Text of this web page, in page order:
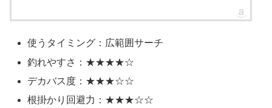
使うタイミング：広範囲サーチ
釣れやすさ：★★★★☆
デカバス度：★★★☆☆
根掛かり回避力：★★★☆☆